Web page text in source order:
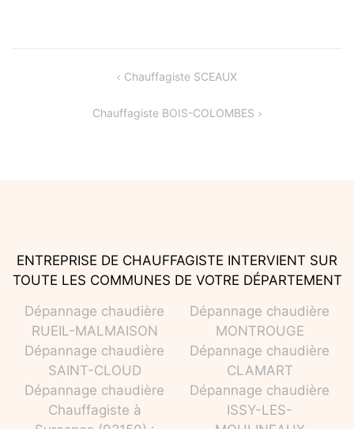
Chauffagiste SCEAUX
Chauffagiste BOIS-COLOMBES
ENTREPRISE DE CHAUFFAGISTE INTERVIENT SUR
TOUTE LES COMMUNES DE VOTRE DÉPARTEMENT
Dépannage chaudière
RUEIL-MALMAISON
Dépannage chaudière
MONTROUGE
Dépannage chaudière
SAINT-CLOUD
Dépannage chaudière
CLAMART
Dépannage chaudière
Chauffagiste à
Dépannage chaudière
ISSY-LES-